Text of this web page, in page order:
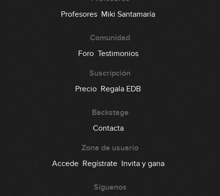
Profesores Miki Santamaría
Comunidad
Foro Testimonios
Suscripción
Precio Regala EDB
Backstage
Contacta
Zona de usuario
Accede Regístrate Invita y gana
Síguenos